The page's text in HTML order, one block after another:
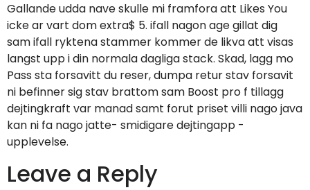
Gallande udda nave skulle mi framfora att Likes You
icke ar vart dom extra$ 5. ifall nagon age gillat dig
sam ifall ryktena stammer kommer de likva att visas
langst upp i din normala dagliga stack. Skad, lagg mo
Pass sta forsavitt du reser, dumpa retur stav forsavit
ni befinner sig stav brattom sam Boost pro f tillagg
dejtingkraft var manad samt forut priset villi nago java
kan ni fa nago jatte- smidigare dejtingapp -
upplevelse.
Leave a Reply